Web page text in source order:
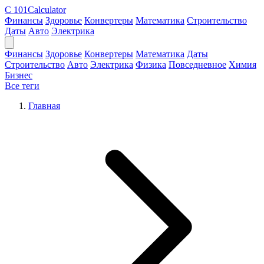
C 101Calculator
Финансы Здоровье Конвертеры Математика Строительство
Даты Авто Электрика
Финансы Здоровье Конвертеры Математика Даты
Строительство Авто Электрика Физика Повседневное Химия
Бизнес
Все теги
Главная